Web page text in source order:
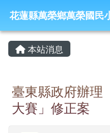
花蓮縣萬榮鄉萬
導覽列
花蓮縣萬榮鄉萬榮國民
主內容區域
本站消息
臺東縣政府辦理
大賽」修正案
頁尾區域